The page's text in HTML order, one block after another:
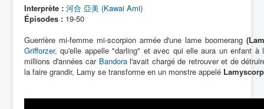
Interprète : 河合 亞美 (Kawai Ami)
Épisodes : 19-50
Guerrière mi-femme mi-scorpion armée d'une lame boomerang
Grifforzer, qu'elle appelle "darling" et avec qui elle aura un enfant
millions d'années car Bandoral'avait chargé de retrouver et de
la faire grandir, Lamy se transforme en un monstre appelé